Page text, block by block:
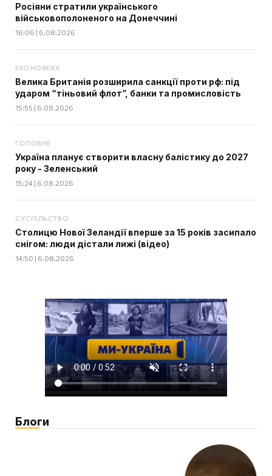
Росіяни стратили українського
військовополоненого на Донеччині
16:06 | 6.08.2026
ЕКОНОМІКА
Велика Британія розширила санкції проти рф: під
ударом “тіньовий флот”, банки та промисловість
15:55 | 6.08.2026
ГОЛОВНЕ
Україна планує створити власну балістику до 2027
року - Зеленський
15:24 | 6.08.2026
СУСПІЛЬСТВО
Столицю Нової Зеландії вперше за 15 років засипало
снігом: люди дістали лижі (відео)
14:50 | 6.08.2026
Блоги